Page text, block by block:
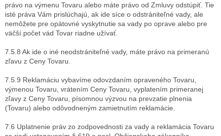
právo na výmenu Tovaru alebo máte právo od Zmluvy odstúpiť. Tie
isté práva Vám prislúchajú, ak ide síce o odstrániteľné vady, ale
nemôžete pre opätovné vyskytnutie sa vady po oprave alebo pre
väčší počet vád Tovar riadne užívať.
7.5.8 Ak ide o iné neodstrániteľné vady, máte právo na primeranú
zľavu z Ceny Tovaru.
7.5.9 Reklamáciu vybavíme odovzdaním opraveného Tovaru,
výmenou Tovaru, vrátením Ceny Tovaru, vyplatením primeranej
zľavy z Ceny Tovaru, písomnou výzvou na prevzatie plnenia
(Tovaru) alebo odôvodneným zamietnutím reklamácie.
7.6 Uplatnenie práv zo zodpovednosti za vady a reklamácia Tovaru